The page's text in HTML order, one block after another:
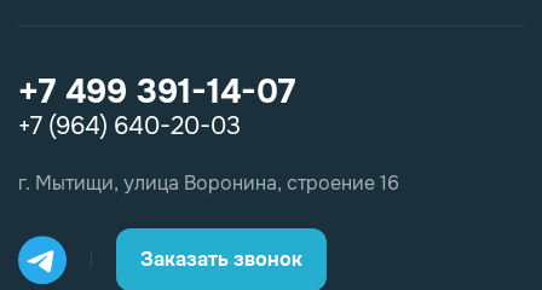
+7 499 391-14-07
+7 (964) 640-20-03
г. Мытищи, улица Воронина, строение 16
Заказать звонок